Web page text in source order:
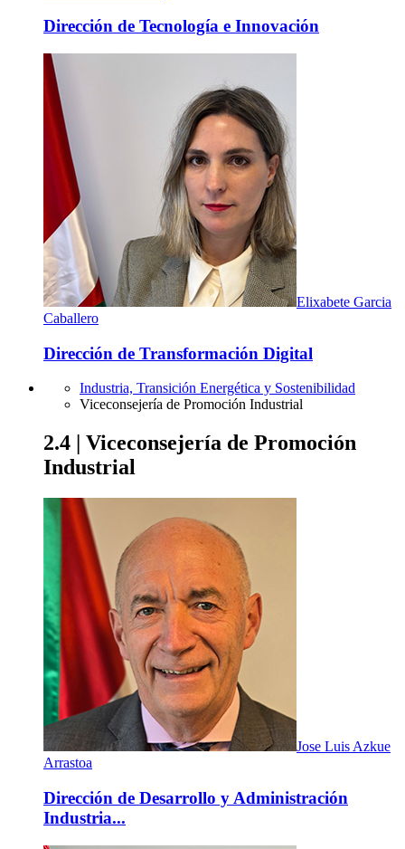
Dirección de Tecnología e Innovación
Elixabete Garcia
Caballero
Dirección de Transformación Digital
Industria, Transición Energética y Sostenibilidad
Viceconsejería de Promoción Industrial
2.4 | Viceconsejería de Promoción
Industrial
Jose Luis Azkue
Arrastoa
Dirección de Desarrollo y Administración
Industria...